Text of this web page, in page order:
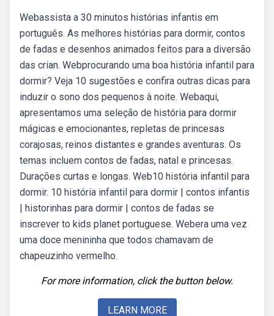
Webassista a 30 minutos histórias infantis em
português. As melhores histórias para dormir, contos
de fadas e desenhos animados feitos para a diversão
das crian. Webprocurando uma boa história infantil para
dormir? Veja 10 sugestões e confira outras dicas para
induzir o sono dos pequenos à noite. Webaqui,
apresentamos uma seleção de história para dormir
mágicas e emocionantes, repletas de princesas
corajosas, reinos distantes e grandes aventuras. Os
temas incluem contos de fadas, natal e princesas.
Durações curtas e longas. Web10 história infantil para
dormir. 10 história infantil para dormir | contos infantis
| historinhas para dormir | contos de fadas se
inscrever to kids planet portuguese. Webera uma vez
uma doce menininha que todos chamavam de
chapeuzinho vermelho.
For more information, click the button below.
LEARN MORE